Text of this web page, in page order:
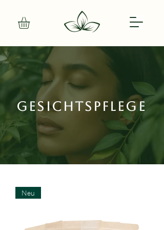
Gesichtspflege
Neu